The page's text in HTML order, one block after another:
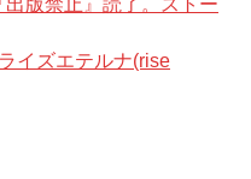
出版禁止』読了。ストー
イズエテルナ(rise